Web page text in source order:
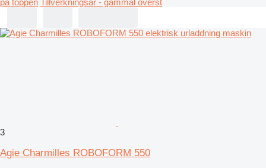
på toppen Tillverkningsår - gammal överst
3
Agie Charmilles ROBOFORM 550